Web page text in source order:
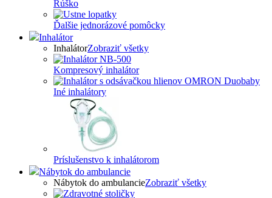
Rúško
Ďalšie jednorázové pomôcky
Inhalátor
InhalátorZobraziť všetky
Kompresový inhalátor
Iné inhalátory
Príslušenstvo k inhalátorom
Nábytok do ambulancie
Nábytok do ambulancieZobraziť všetky